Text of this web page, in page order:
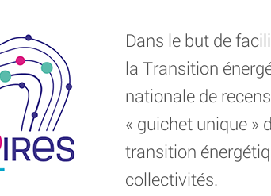
Dans le but de
la Transition
nationale de
« guichet unique »
transition
collectivités.